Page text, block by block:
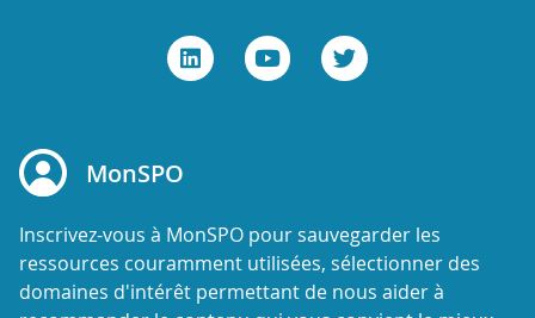
MonSPO
Inscrivez-vous à MonSPO pour sauvegarder les
ressources couramment utilisées, sélectionner des
domaines d'intérêt permettant de nous aider à